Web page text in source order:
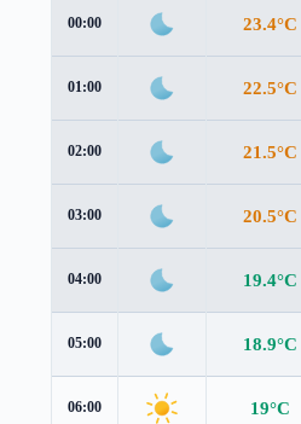
00:00 23.4°C
01:00 22.5°C
02:00 21.5°C
03:00 20.5°C
04:00 19.4°C
05:00 18.9°C
06:00 19°C